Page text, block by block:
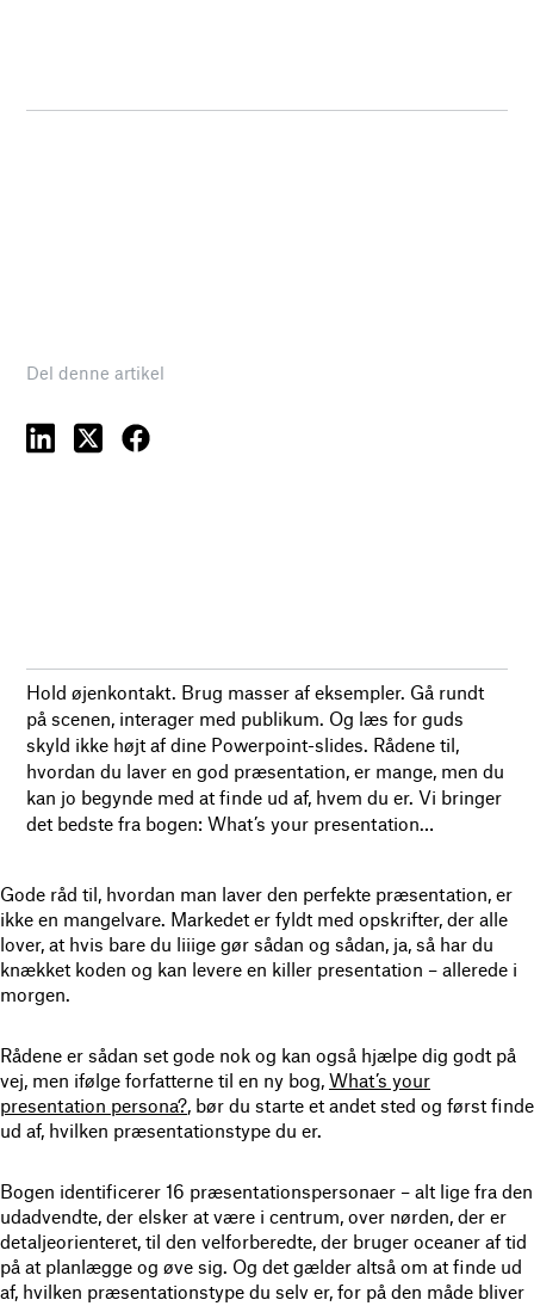
Del denne artikel
Hold øjenkontakt. Brug masser af eksempler. Gå rundt
på scenen, interager med publikum. Og læs for guds
skyld ikke højt af dine Powerpoint-slides. Rådene til,
hvordan du laver en god præsentation, er mange, men du
kan jo begynde med at finde ud af, hvem du er. Vi bringer
det bedste fra bogen: What’s your presentation…
Gode råd til, hvordan man laver den perfekte præsentation, er
ikke en mangelvare. Markedet er fyldt med opskrifter, der alle
lover, at hvis bare du liiige gør sådan og sådan, ja, så har du
knækket koden og kan levere en killer presentation – allerede i
morgen.
Rådene er sådan set gode nok og kan også hjælpe dig godt på
vej, men ifølge forfatterne til en ny bog, What’s your
presentation persona?, bør du starte et andet sted og først finde
ud af, hvilken præsentationstype du er.
Bogen identificerer 16 præsentationspersonaer – alt lige fra den
udadvendte, der elsker at være i centrum, over nørden, der er
detaljeorienteret, til den velforberedte, der bruger oceaner af tid
på at planlægge og øve sig. Og det gælder altså om at finde ud
af, hvilken præsentationstype du selv er, for på den måde bliver